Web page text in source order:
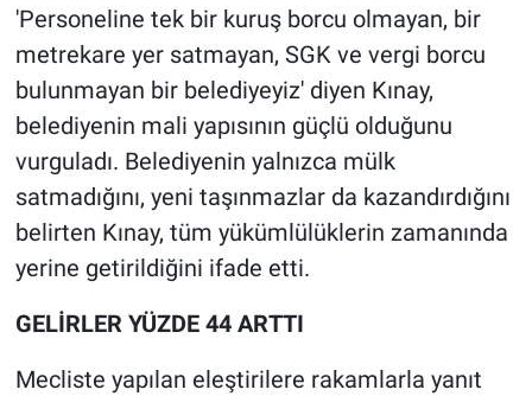
'Personeline tek bir kuruş borcu olmayan, bir
metrekare yer satmayan, SGK ve vergi borcu
bulunmayan bir belediyeyiz' diyen Kınay,
belediyenin mali yapısının güçlü olduğunu
vurguladı. Belediyenin yalnızca mülk
satmadığını, yeni taşınmazlar da kazandırdığını
belirten Kınay, tüm yükümlülüklerin zamanında
yerine getirildiğini ifade etti.
GELİRLER YÜZDE 44 ARTTI
Mecliste yapılan eleştirilere rakamlarla yanıt